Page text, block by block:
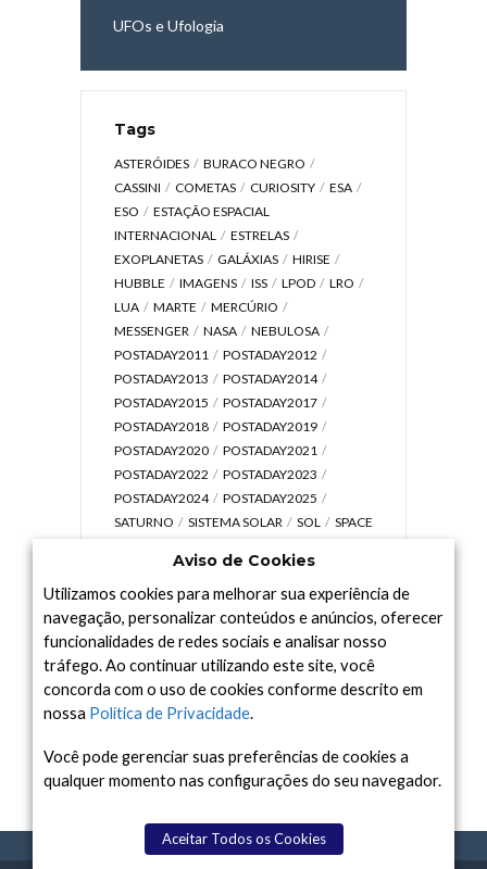
UFOs e Ufologia
Tags
ASTERÓIDES
BURACO NEGRO
CASSINI
COMETAS CURIOSITY
ESA
ESO
ESTAÇÃO ESPACIAL
INTERNACIONAL
ESTRELAS
EXOPLANETAS
GALÁXIAS
HIRISE
HUBBLE
IMAGENS ISS LPOD
LRO
LUA
MARTE
MERCÚRIO
MESSENGER
NASA
NEBULOSA
POSTADAY2011
POSTADAY2012
POSTADAY2013
POSTADAY2014
POSTADAY2015
POSTADAY2017
POSTADAY2018
POSTADAY2019
POSTADAY2020
POSTADAY2021
POSTADAY2022
POSTADAY2023
POSTADAY2024
POSTADAY2025
SATURNO
SISTEMA SOLAR SOL
SPACE
UNIVERSO
VÍDEO
Arquivo
Arquivo
Aviso de Cookies
Utilizamos cookies para melhorar sua experiência de
navegação, personalizar conteúdos e anúncios, oferecer
funcionalidades de redes sociais e analisar nosso
tráfego. Ao continuar utilizando este site, você
concorda com o uso de cookies conforme descrito em
nossa Política de Privacidade.
Você pode gerenciar suas preferências de cookies a
qualquer momento nas configurações do seu navegador.
Aceitar Todos os Cookies